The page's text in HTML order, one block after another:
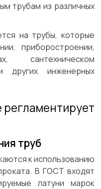
трубам из различных
на трубы, которые
приборостроении,
сантехническом
других инженерных
труб
к использованию
В ГОСТ входят
латуни марок